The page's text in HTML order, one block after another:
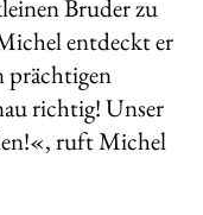
Bruder zu
entdeckt er
prächtigen
richtig! Unser
ruft Michel